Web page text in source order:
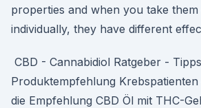
properties and when you take
individually, they have different
CBD - Cannabidiol Ratgeber -
Produktempfehlung
die Empfehlung CBD Öl mit THC-